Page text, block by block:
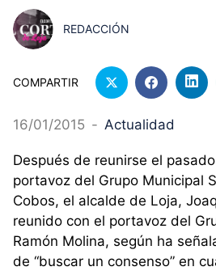
REDACCIÓN
COMPARTIR
16/01/2015 - Actualidad
Después de reunirse el
portavoz del Grupo Municipal
Cobos, el alcalde de Loja,
reunido con el portavoz del
Ramón Molina, según ha
de “buscar un consenso” en